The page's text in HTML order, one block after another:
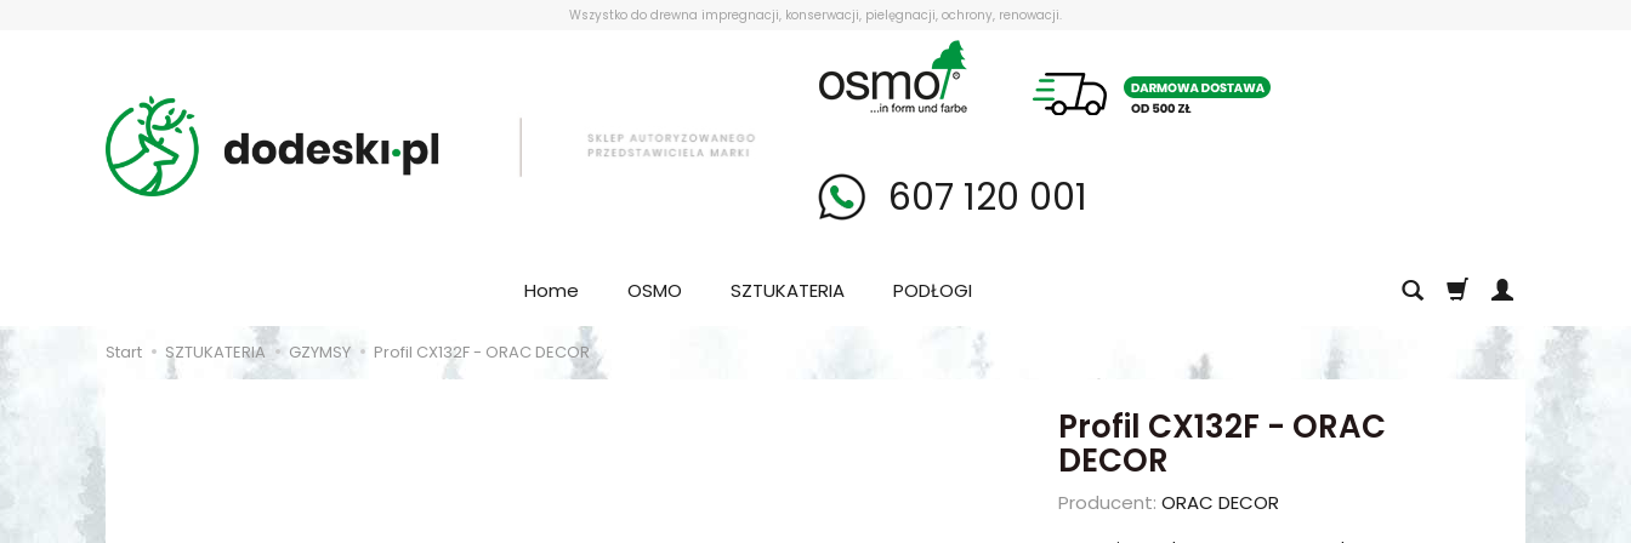
Wszystko do drewna impregnacji, konserwacji, pielęgnacji, ochrony, renowacji.
607 120 001
Home OSMO SZTUKATERIA PODŁOGI
Start SZTUKATERIA GZYMSY Profil CX132F - ORAC DECOR
Profil CX132F - ORAC
DECOR
Producent: ORAC DECOR